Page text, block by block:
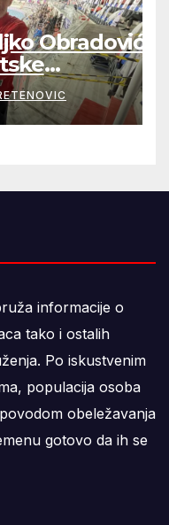
Obradović
informacije o
tako i ostalih
Po iskustvenim
populacija osoba
obeležavanja
gotovo da ih se